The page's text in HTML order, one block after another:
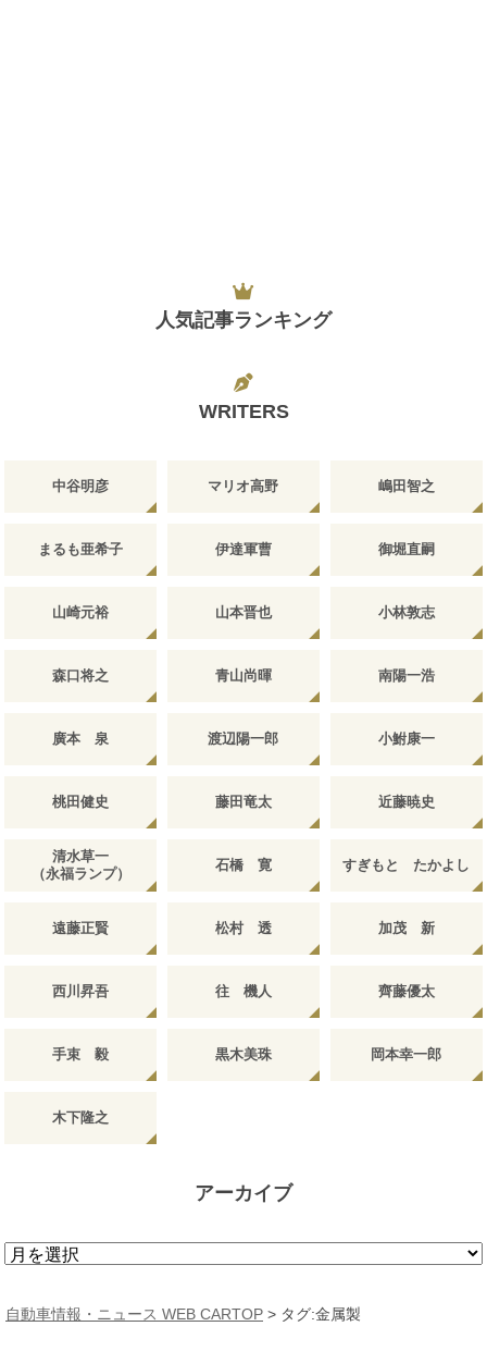
人気記事ランキング
WRITERS
中谷明彦 マリオ高野 嶋田智之
まるも亜希子 伊達軍曹 御堀直嗣
山崎元裕 山本晋也 小林敦志
森口将之 青山尚暉 南陽一浩
廣本 泉 渡辺陽一郎 小鮒康一
桃田健史 藤田竜太 近藤暁史
清水草一
（永福ランプ）
石橋 寛 すぎもと たかよし
遠藤正賢 松村 透 加茂 新
西川昇吾 往 機人 齊藤優太
手束 毅 黒木美珠 岡本幸一郎
木下隆之
アーカイブ
ア
カ
自動車情報・ニュース WEB CARTOP > タグ:金属製